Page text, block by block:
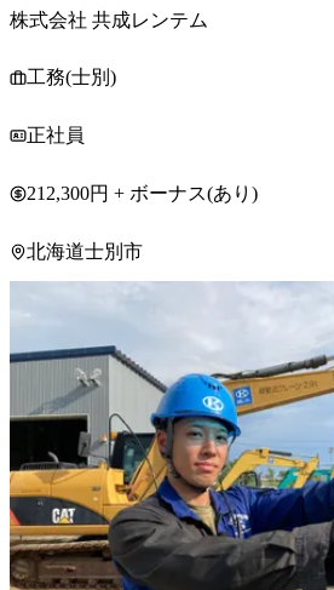
株式会社 共成レンテム
工務(士別)
正社員
212,300円 + ボーナス(あり)
北海道士別市